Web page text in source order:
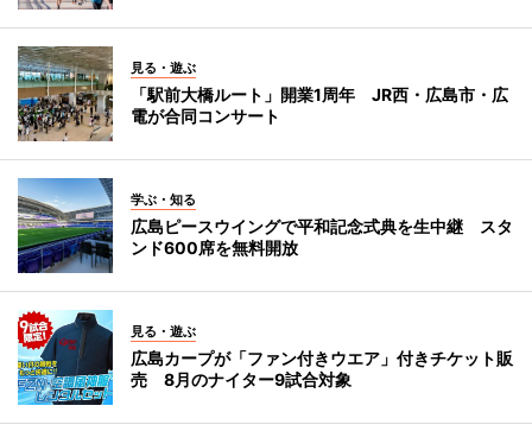
見る・遊ぶ
「駅前大橋ルート」開業1周年 JR西・広島市・広
電が合同コンサート
学ぶ・知る
広島ピースウイングで平和記念式典を生中継 スタ
ンド600席を無料開放
見る・遊ぶ
広島カープが「ファン付きウエア」付きチケット販
売 8月のナイター9試合対象